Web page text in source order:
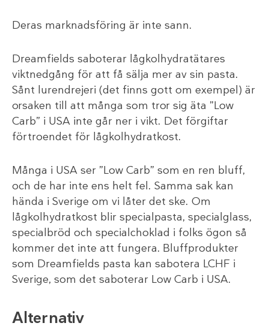
Deras marknadsföring är inte sann.
Dreamfields saboterar lågkolhydratätares
viktnedgång för att få sälja mer av sin pasta.
Sånt lurendrejeri (det finns gott om exempel) är
orsaken till att många som tror sig äta ”Low
Carb” i USA inte går ner i vikt. Det förgiftar
förtroendet för lågkolhydratkost.
Många i USA ser ”Low Carb” som en ren bluff,
och de har inte ens helt fel. Samma sak kan
hända i Sverige om vi låter det ske. Om
lågkolhydratkost blir specialpasta, specialglass,
specialbröd och specialchoklad i folks ögon så
kommer det inte att fungera. Bluffprodukter
som Dreamfields pasta kan sabotera LCHF i
Sverige, som det saboterar Low Carb i USA.
Alternativ